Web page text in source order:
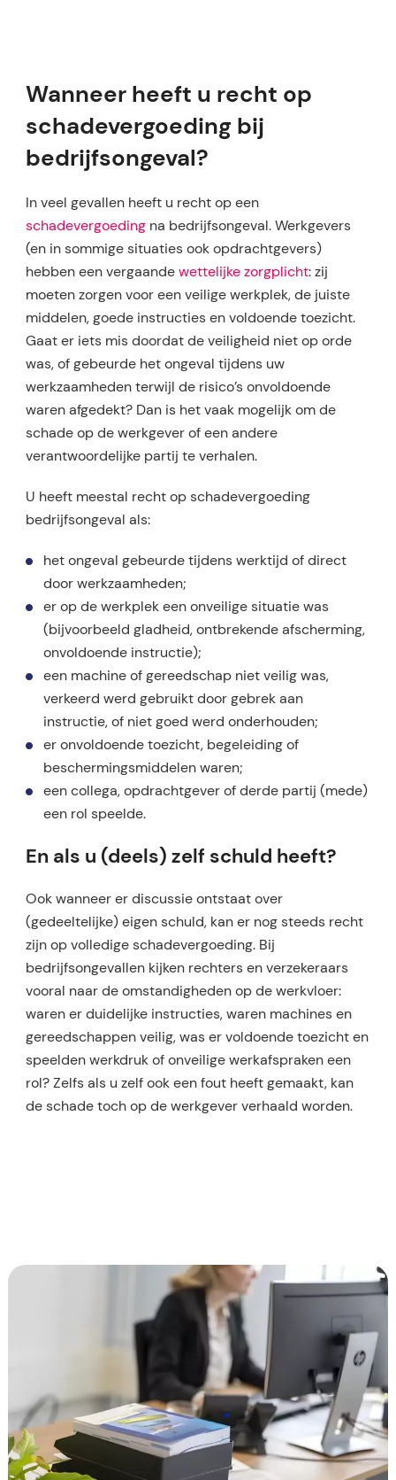
Wanneer heeft u recht op
schadevergoeding bij
bedrijfsongeval?
In veel gevallen heeft u recht op een
schadevergoedingna bedrijfsongeval. Werkgevers
(en in sommige situaties ook opdrachtgevers)
hebben een vergaande wettelijke zorgplicht: zij
moeten zorgen voor een veilige werkplek, de juiste
middelen, goede instructies en voldoende toezicht.
Gaat er iets mis doordat de veiligheid niet op orde
was, of gebeurde het ongeval tijdens uw
werkzaamheden terwijl de risico’s onvoldoende
waren afgedekt? Dan is het vaak mogelijk om de
schade op de werkgever of een andere
verantwoordelijke partij te verhalen.
U heeft meestal recht op schadevergoeding
bedrijfsongeval als:
het ongeval gebeurde tijdens werktijd of direct
door werkzaamheden;
er op de werkplek een onveilige situatie was
(bijvoorbeeld gladheid, ontbrekende afscherming,
onvoldoende instructie);
een machine of gereedschap niet veilig was,
verkeerd werd gebruikt door gebrek aan
instructie, of niet goed werd onderhouden;
er onvoldoende toezicht, begeleiding of
beschermingsmiddelen waren;
een collega, opdrachtgever of derde partij (mede)
een rol speelde.
En als u (deels) zelf schuld heeft?
Ook wanneer er discussie ontstaat over
(gedeeltelijke) eigen schuld, kan er nog steeds recht
zijn op volledige schadevergoeding. Bij
bedrijfsongevallen kijken rechters en verzekeraars
vooral naar de omstandigheden op de werkvloer:
waren er duidelijke instructies, waren machines en
gereedschappen veilig, was er voldoende toezicht en
speelden werkdruk of onveilige werkafspraken een
rol? Zelfs als u zelf ook een fout heeft gemaakt, kan
de schade toch op de werkgever verhaald worden.